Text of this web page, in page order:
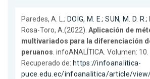
Paredes, A. L.; DOIG, M. E.;SUN, M. D. R.;
Rosa-Toro, A.(2022). Aplicación de
multivariados para la diferenciación
peruanos. infoANALÍTICA. Volumen:
Recuperado de: https://infoanalitica-
puce.edu.ec/infoanalitica/article/